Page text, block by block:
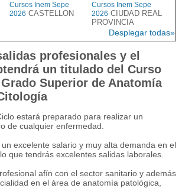
Cursos Inem Sepe
2026 CASTELLON
Cursos Inem Sepe
2026 CIUDAD REAL
PROVINCIA
Desplegar todas»
profesionales y el
un titulado del Curso
Superior de Anatomía
estará preparado para realizar un
de cualquier enfermedad.
excelente salario y muy alta demanda en el
que tendrás excelentes salidas laborales.
afín con el sector sanitario y además
en el área de anatomía patológica,